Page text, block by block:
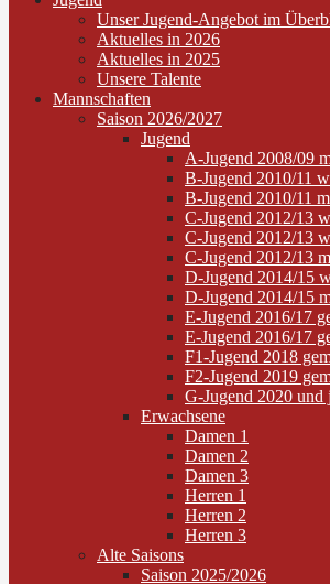
Unser Jugend-Angebot im
Aktuelles in 2026
Aktuelles in 2025
Unsere Talente
Mannschaften
Saison 2026/2027
Jugend
A-Jugend 2008/09
B-Jugend 2010/11
B-Jugend 2010/11
C-Jugend 2012/13
C-Jugend 2012/13
C-Jugend 2012/13
D-Jugend 2014/15
D-Jugend 2014/15
E-Jugend 2016/17
E-Jugend 2016/17
F1-Jugend 2018
F2-Jugend 2019
G-Jugend 2020 und
Erwachsene
Damen 1
Damen 2
Damen 3
Herren 1
Herren 2
Herren 3
Alte Saisons
Saison 2025/2026